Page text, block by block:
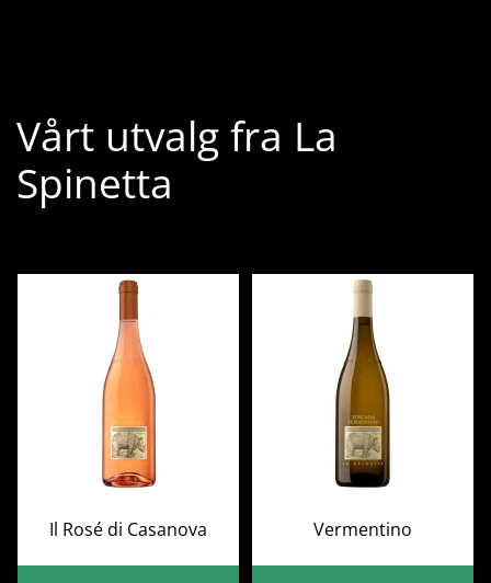
Vårt utvalg fra La
Spinetta
Il Rosé di Casanova Vermentino